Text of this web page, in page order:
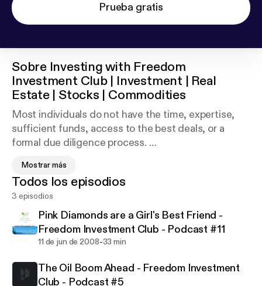
Prueba gratis
Sobre Investing with Freedom
Investment Club | Investment | Real
Estate | Stocks | Commodities
Most individuals do not have the time, expertise,
sufficient funds, access to the best deals, or a
formal due diligence process.
The Freedom Investment Club provides all of these
elements, so that investing is easy for the Member.
It’s important to note, however, that investing in the
Freedom Investment Club is a lot different than
blindly investing in Mutual Funds – and this is where
the benefits of Club Membership become important
Mostrar más
Todos los episodios
3 episodios
Pink Diamonds are a Girl's Best Friend -
Freedom Investment Club - Podcast #11
11 de jun de 2008-33 min
The Oil Boom Ahead - Freedom Investment
Club - Podcast #5